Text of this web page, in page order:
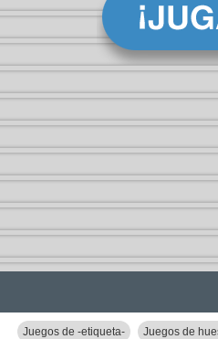
Juegos de -etiqueta- Juegos de